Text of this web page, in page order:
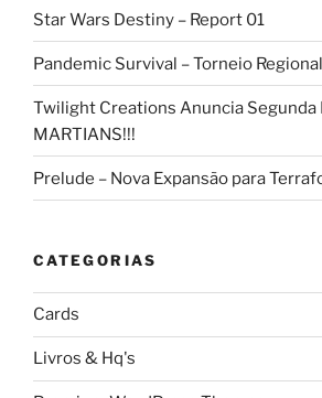
Star Wars Destiny – Report 01
Pandemic Survival – Torneio Regional
Twilight Creations Anuncia Segunda
MARTIANS!!!
Prelude – Nova Expansão para
CATEGORIAS
Cards
Livros & Hq's